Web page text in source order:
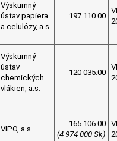
Výskumný
ústav papiera
a celulózy, a.s.
197 110.00
Výskumný
ústav
chemických
vlákien, a.s.
120 035.00
VIPO, a.s.
165 106.00
(4 974 000 Sk)